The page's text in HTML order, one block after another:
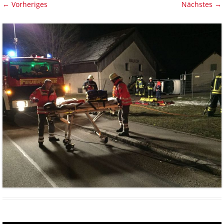
← Vorheriges Nächstes →